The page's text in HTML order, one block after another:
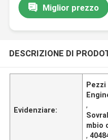
Miglior prezzo
DESCRIZIONE DI
Evidenziare:
Pezzi
,
mbio
,